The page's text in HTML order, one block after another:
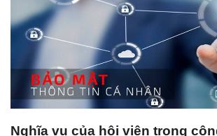
Nghĩa vụ của hội viên trong